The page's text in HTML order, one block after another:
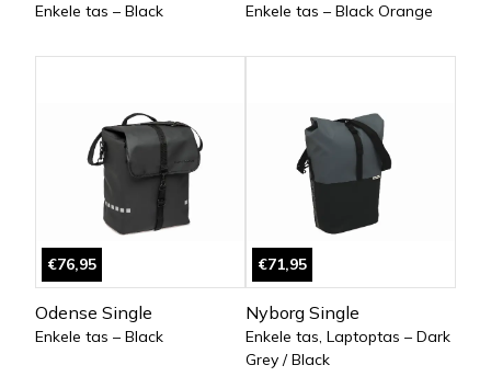
Enkele tas – Black Enkele tas – Black Orange
€76,95
Odense Single
Enkele tas – Black
€71,95
Nyborg Single
Enkele tas, Laptoptas – Dark
Grey / Black